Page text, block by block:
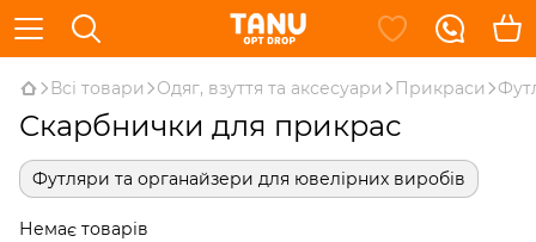
Всі товари Одяг, взуття та аксесуари Прикраси
Скарбнички для прикрас
Футляри та органайзери для ювелірних виробів
Немає товарів